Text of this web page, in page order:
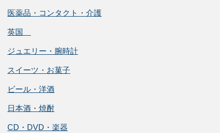
医薬品・コンタクト・介護
英国
ジュエリー・腕時計
スイーツ・お菓子
ビール・洋酒
日本酒・焼酎
CD・DVD・楽器